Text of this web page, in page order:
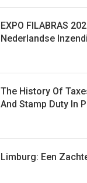
EXPO FILABRAS
Nederlandse
The History Of
And Stamp Duty In
Limburg: Een